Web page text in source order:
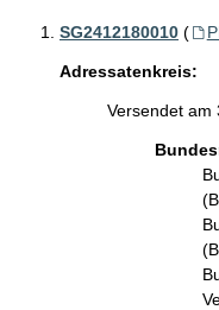
SG2412180010 (
Adressatenkreis:
Versendet am